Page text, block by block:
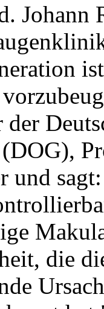
Johann
der
und
die